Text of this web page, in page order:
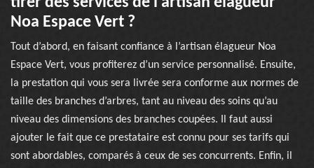
Noa Espace Vert ?
Tout d’abord, en faisant confiance à l’artisan élagueur Noa
Espace Vert, vous profiterez d’un service personnalisé. Ensuite,
la prestation qui vous sera livrée sera conforme aux normes de
taille des branches d’arbres, tant au niveau des soins qu’au
niveau des dimensions des branches coupées. Il faut aussi
ajouter le fait que ce prestataire est connu pour ses tarifs qui
sont abordables, comparés à ceux de ses concurrents. Enfin, il